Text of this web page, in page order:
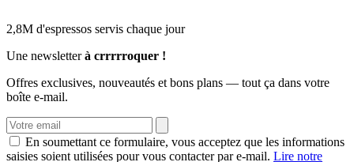
2,8M d'espressos servis chaque jour
Une newsletterà crrrrroquer !
Offres exclusives, nouveautés et bons plans — tout ça dans votre
boîte e-mail.
En soumettant ce formulaire, vous acceptez que les informations
saisies soient utilisées pour vous contacter par e-mail. Lire notre